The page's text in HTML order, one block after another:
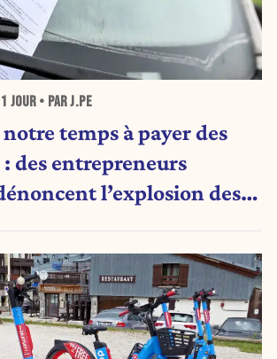
1 JOUR• PAR J.PE
temps à payer des
des entrepreneurs
l’explosion des